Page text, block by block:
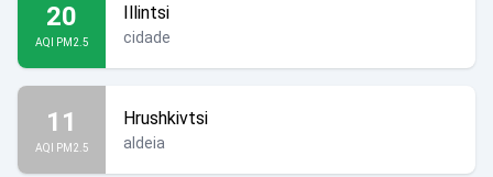
20
AQI PM2.5
Illintsi
cidade
11
AQI PM2.5
Hrushkivtsi
aldeia